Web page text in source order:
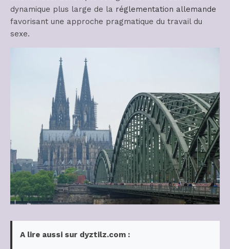
dynamique plus large de la réglementation allemande
favorisant une approche pragmatique du travail du
sexe.
A lire aussi sur dyztilz.com :